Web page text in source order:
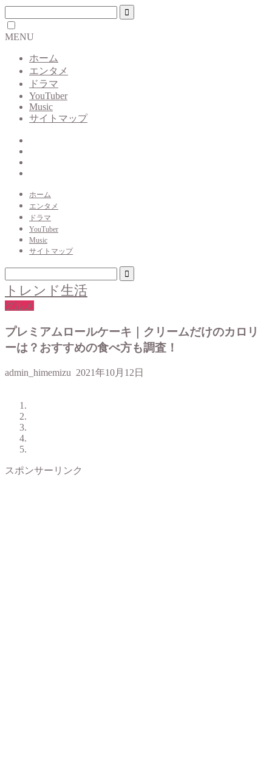
MENU
ホーム
エンタメ
ドラマ
YouTuber
Music
サイトマップ
ホーム
エンタメ
ドラマ
YouTuber
Music
サイトマップ
トレンド生活
グルメ
プレミアムロールケーキ｜クリームだけのカロリ
ーは？おすすめの食べ方も調査！
admin_himemizu 2021年10月12日
スポンサーリンク